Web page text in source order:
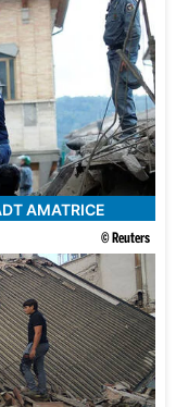
AMATRICE
© Reuters